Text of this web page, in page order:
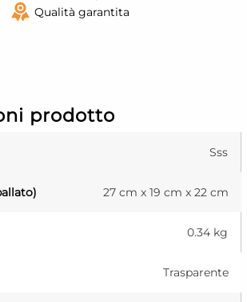
Qualità garantita
prodotto
Sss
27 cm x 19 cm x 22 cm
0.34 kg
Trasparente